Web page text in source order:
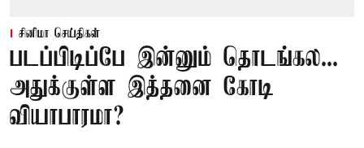
சினிமா செய்திகள்
படப்பிடிப்பே இன்னும் தொடங்கல...
அதுக்குள்ள இத்தனை கோடி
வியாபாரமா?